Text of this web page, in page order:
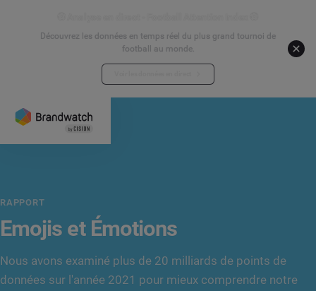
Découvrez les données en temps réel du plus grand tournoi de
football au monde.
RAPPORT
Emojis et Émotions
Nous avons examiné plus de 20 milliards de points de
données sur l'année 2021 pour mieux comprendre notre